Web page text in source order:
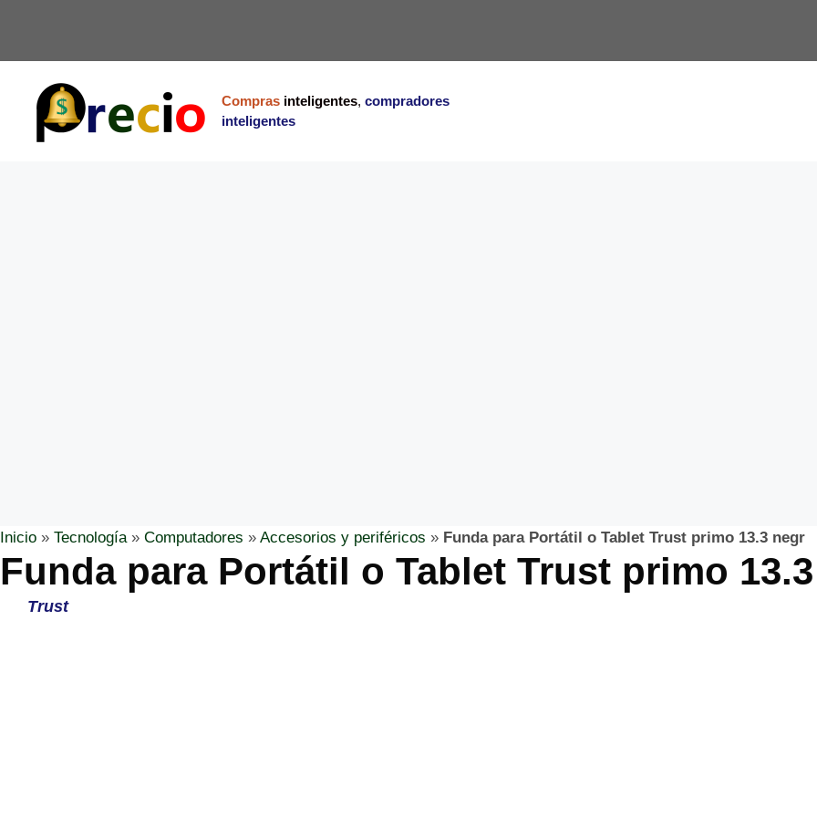
Compras inteligentes, compradores
inteligentes
Inicio » Tecnología» Computadores » Accesorios y periféricos » Funda para Portátil o Tablet Trust primo 13.3 negr
Funda para Portátil o Tablet Trust primo
Trust